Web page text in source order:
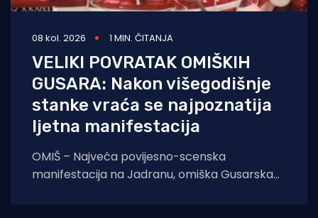
08 kol. 2026 1 MIN. ČITANJA
VELIKI POVRATAK OMIŠKIH
GUSARA: Nakon višegodišnje
stanke vraća se najpoznatija
ljetna manifestacija
OMIŠ – Najveća povijesno-scenska
manifestacija na Jadranu, omiška Gusarska